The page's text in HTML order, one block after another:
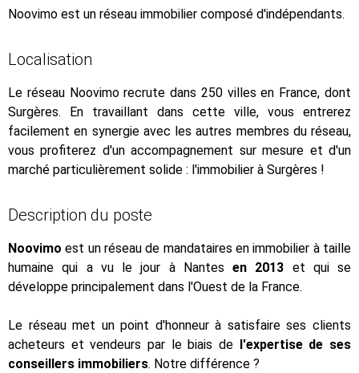
Noovimo est un réseau immobilier composé d'indépendants.
Localisation
Le réseau Noovimo recrute dans 250 villes en France, dont
Surgères. En travaillant dans cette ville, vous entrerez
facilement en synergie avec les autres membres du réseau,
vous profiterez d'un accompagnement sur mesure et d'un
marché particulièrement solide : l'immobilier à Surgères !
Description du poste
Noovimo est un réseau de mandataires en immobilier à taille
humaine qui a vu le jour à Nantes en 2013 et qui se
développe principalement dans l'Ouest de la France.
Le réseau met un point d'honneur à satisfaire ses clients
acheteurs et vendeurs par le biais de l'expertise de ses
conseillers immobiliers. Notre différence ?